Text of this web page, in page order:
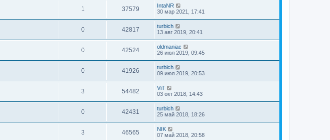
1 37579
IntaNR
30 мар 2021, 17:41
0 42817
turbich
13 авг 2019, 20:41
0 42524
oldmaniac
26 июл 2019, 09:45
0 41926
turbich
09 июл 2019, 20:53
3 54482
ViT
03 окт 2018, 14:43
0 42431
turbich
25 май 2018, 18:26
3 46565
NIK
07 май 2018, 20:58